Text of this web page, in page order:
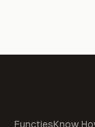
FunctiesKnow